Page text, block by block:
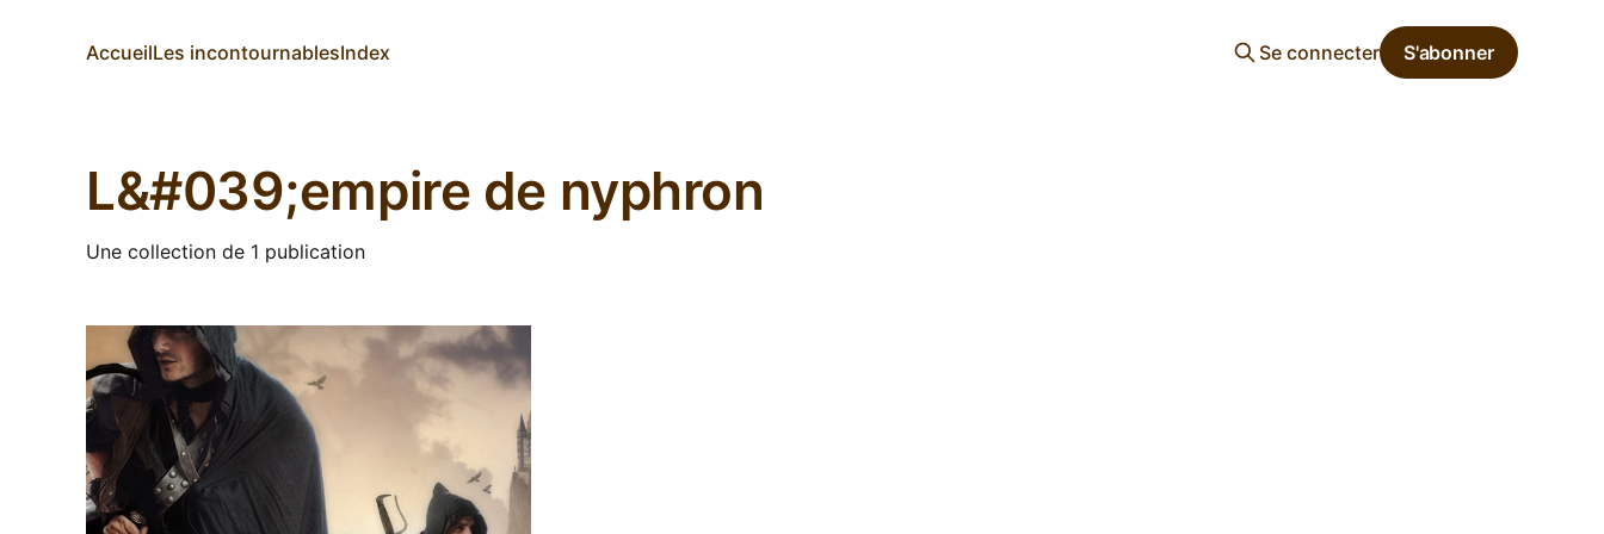
AccueilLes incontournablesIndex Se connecter S'abonner
L&#039;empire de nyphron
Une collection de 1 publication